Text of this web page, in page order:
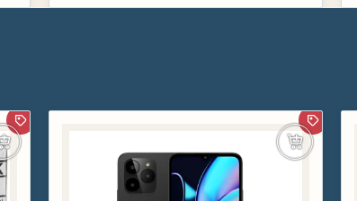
ПРОМОЦИЯ
Добавяне в количката Добавяне